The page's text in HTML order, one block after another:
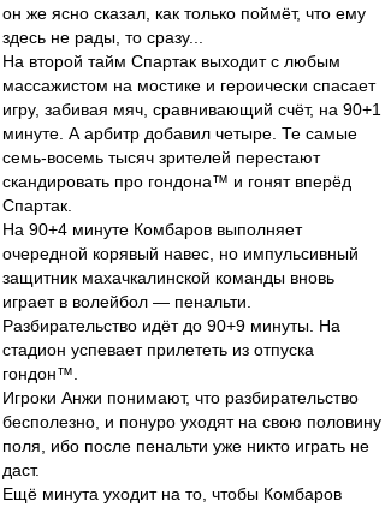
он же ясно сказал, как только поймёт, что ему
здесь не рады, то сразу...
На второй тайм Спартак выходит с любым
массажистом на мостике и героически спасает
игру, забивая мяч, сравнивающий счёт, на 90+1
минуте. А арбитр добавил четыре. Те самые
семь-восемь тысяч зрителей перестают
скандировать про гондона™ и гонят вперёд
Спартак.
На 90+4 минуте Комбаров выполняет
очередной корявый навес, но импульсивный
защитник махачкалинской команды вновь
играет в волейбол — пенальти.
Разбирательство идёт до 90+9 минуты. На
стадион успевает прилететь из отпуска
гондон™.
Игроки Анжи понимают, что разбирательство
бесполезно, и понуро уходят на свою половину
поля, ибо после пенальти уже никто играть не
даст.
Ещё минута уходит на то, чтобы Комбаров